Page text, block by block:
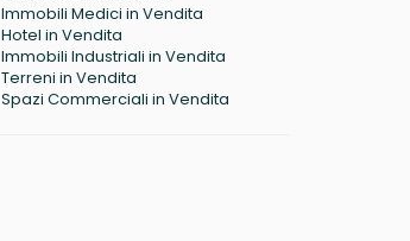
Immobili Medici in Vendita
Hotel in Vendita
Immobili Industriali in Vendita
Terreni in Vendita
Spazi Commerciali in Vendita